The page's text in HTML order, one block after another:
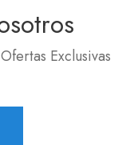
Exclusivas